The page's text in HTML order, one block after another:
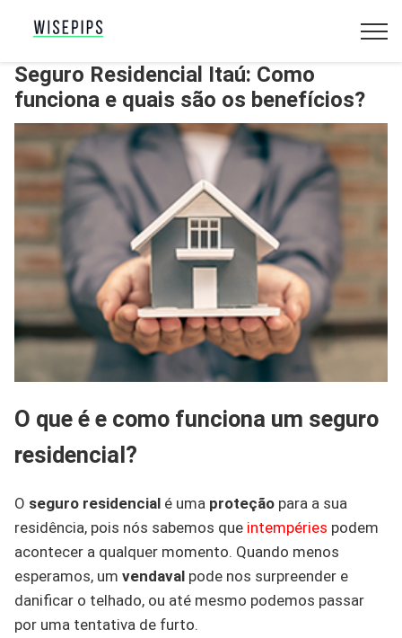
Seguro Residencial Itaú: Como
funciona e quais são os benefícios?
O que é e como funciona um seguro
residencial?
O seguro residencial é uma proteção para a sua
residência, pois nós sabemos que intempéries podem
acontecer a qualquer momento. Quando menos
esperamos, um vendaval pode nos surpreender e
danificar o telhado, ou até mesmo podemos passar
por uma tentativa de furto.